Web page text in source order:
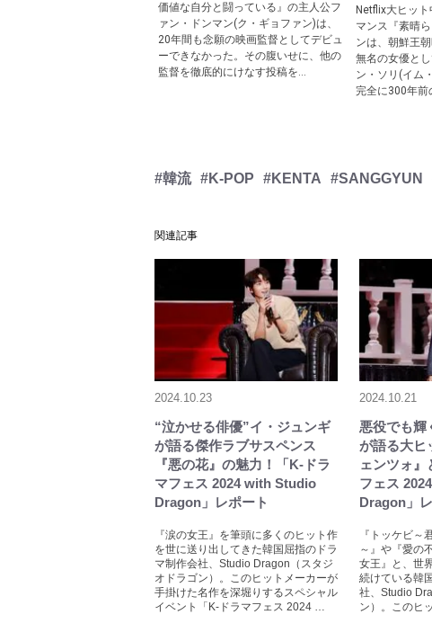
価値な自分と闘っている』の主人公フ
ァン・ドンマン(ク・ギョファン)は、
20年間も念願の映画監督としてデビュ
ーできなかった。その腹いせに、他の
監督を徹底的にけなす投稿を...
Netflix大ヒッ
マンス『素晴
ンは、朝鮮王
無名の女優と
ン・ソリ(イム
完全に300年前
#韓流 #K-POP #KENTA #SANGGYUN
関連記事
2024.10.23
“泣かせる俳優”イ・ジュンギ
が語る傑作ラブサスペンス
『悪の花』の魅力！「K-ドラ
マフェス 2024 with Studio
Dragon」レポート
『涙の女王』を筆頭に多くのヒット作
を世に送り出してきた韓国屈指のドラ
マ制作会社、Studio Dragon（スタジ
オドラゴン）。このヒットメーカーが
手掛けた名作を深堀りするスペシャル
イベント「K-ドラマフェス 2024 …
2024.10.21
悪役でも輝
が語る大ヒ
ェンツォ』
フェス
Dragon」
『トッケビ～
～』や『愛の
女王』と、世
続けている韓
社、Studio
ン）。このヒ